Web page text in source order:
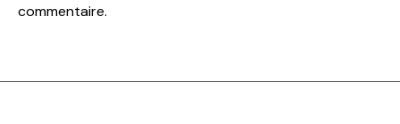
commentaire.